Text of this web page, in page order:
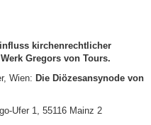
kirchenrechtlicher
Gregors von Tours.
Wien: Die Diözesansynode von
Ufer 1, 55116 Mainz 2